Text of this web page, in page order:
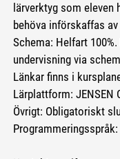
lärverktyg som
behöva införskaffas
Schema: Helfart
undervisning via
Länkar finns i
Lärplattform: JENSEN
Övrigt: Obligatoriskt
Programmeringsspråk: